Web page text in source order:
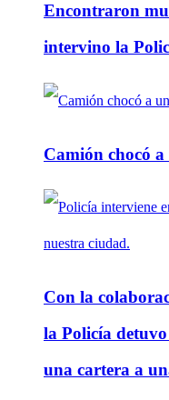
Encontraron
intervino la
Camión chocó
Con la
la Policía
una cartera a